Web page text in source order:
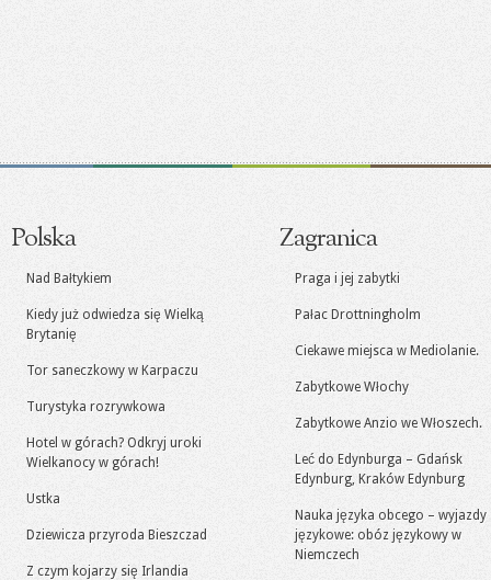
Polska
Nad Bałtykiem
Kiedy już odwiedza się Wielką
Brytanię
Tor saneczkowy w Karpaczu
Turystyka rozrywkowa
Hotel w górach? Odkryj uroki
Wielkanocy w górach!
Ustka
Dziewicza przyroda Bieszczad
Z czym kojarzy się Irlandia
Zagranica
Praga i jej zabytki
Pałac Drottningholm
Ciekawe miejsca w Mediolanie.
Zabytkowe Włochy
Zabytkowe Anzio we Włoszech.
Leć do Edynburga – Gdańsk
Edynburg, Kraków Edynburg
Nauka języka obcego – wyjazdy
językowe: obóz językowy w
Niemczech